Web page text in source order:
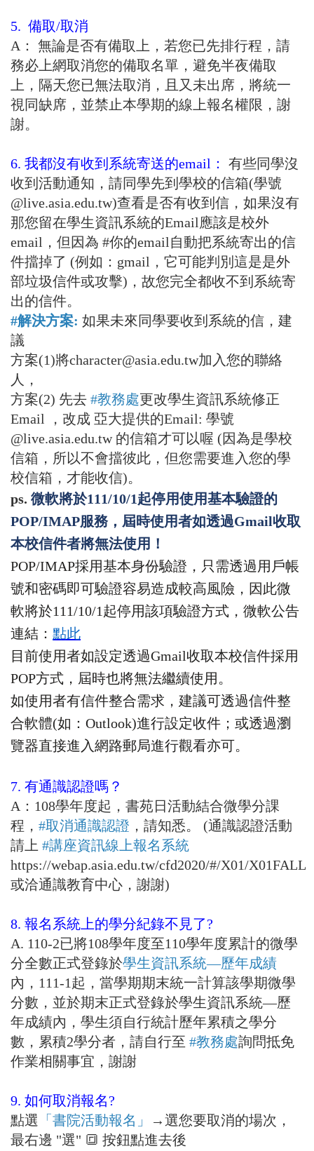
5. 備取/取消
A： 無論是否有備取上，若您已先排行程，請
務必上網取消您的備取名單，避免半夜備取
上，隔天您已無法取消，且又未出席，將統一
視同缺席，並禁止本學期的線上報名權限，謝
謝。
6. 我都沒有收到系統寄送的email： 有些同學沒
收到活動通知，請同學先到學校的信箱(學號
@live.asia.edu.tw)查看是否有收到信，如果沒有
那您留在學生資訊系統的Email應該是校外
email，但因為 #你的email自動把系統寄出的信
件擋掉了 (例如：gmail，它可能判別這是是外
部垃圾信件或攻擊)，故您完全都收不到系統寄
出的信件。
#解決方案: 如果未來同學要收到系統的信，建
議
方案(1)將character@asia.edu.tw加入您的聯絡
人，
方案(2) 先去 #教務處更改學生資訊系統修正
Email ，改成 亞大提供的Email: 學號
@live.asia.edu.tw 的信箱才可以喔 (因為是學校
信箱，所以不會擋彼此，但您需要進入您的學
校信箱，才能收信)。
ps. 微軟將於111/10/1起停用使用基本驗證的
POP/IMAP服務，屆時使用者如透過Gmail收取
本校信件者將無法使用！
POP/IMAP採用基本身份驗證，只需透過用戶帳
號和密碼即可驗證容易造成較高風險，因此微
軟將於111/10/1起停用該項驗證方式，微軟公告
連結： 點此
目前使用者如設定透過Gmail收取本校信件採用
POP方式，屆時也將無法繼續使用。
如使用者有信件整合需求，建議可透過信件整
合軟體(如： Outlook)進行設定收件；或透過瀏
覽器直接進入網路郵局進行觀看亦可。
7. 有通識認證嗎？
A：108學年度起，書苑日活動結合微學分課
程， #取消通識認證 ，請知悉。 (通識認證活動
請上 #講座資訊線上報名系統
https://webap.asia.edu.tw/cfd2020/#/X01/X01FALL
或洽通識教育中心，謝謝)
8. 報名系統上的學分紀錄不見了?
A. 110-2已將108學年度至110學年度累計的微學
分全數正式登錄於學生資訊系統—歷年成績
內，111-1起，當學期期末統一計算該學期微學
分數，並於期末正式登錄於學生資訊系統—歷
年成績內，學生須自行統計歷年累積之學分
數，累積2學分者，請自行至 #教務處詢問抵免
作業相關事宜，謝謝
9. 如何取消報名?
點選 「書院活動報名」
→選您要取消的場次，
最右邊 "選" 🔳 按鈕點進去後